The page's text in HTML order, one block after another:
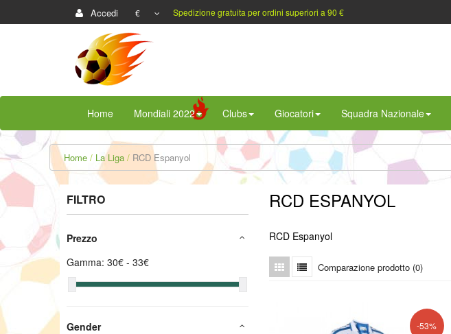
Accedi € Spedizione gratuita per ordini superiori a 90 €
Home Mondiali 2022 Clubs Giocatori Squadra Nazionale
Home La Liga RCD Espanyol
FILTRO
Prezzo
Gamma: 30€ - 33€
Gender
RCD ESPANYOL
RCD Espanyol
Comparazione prodotto (0)
-53%